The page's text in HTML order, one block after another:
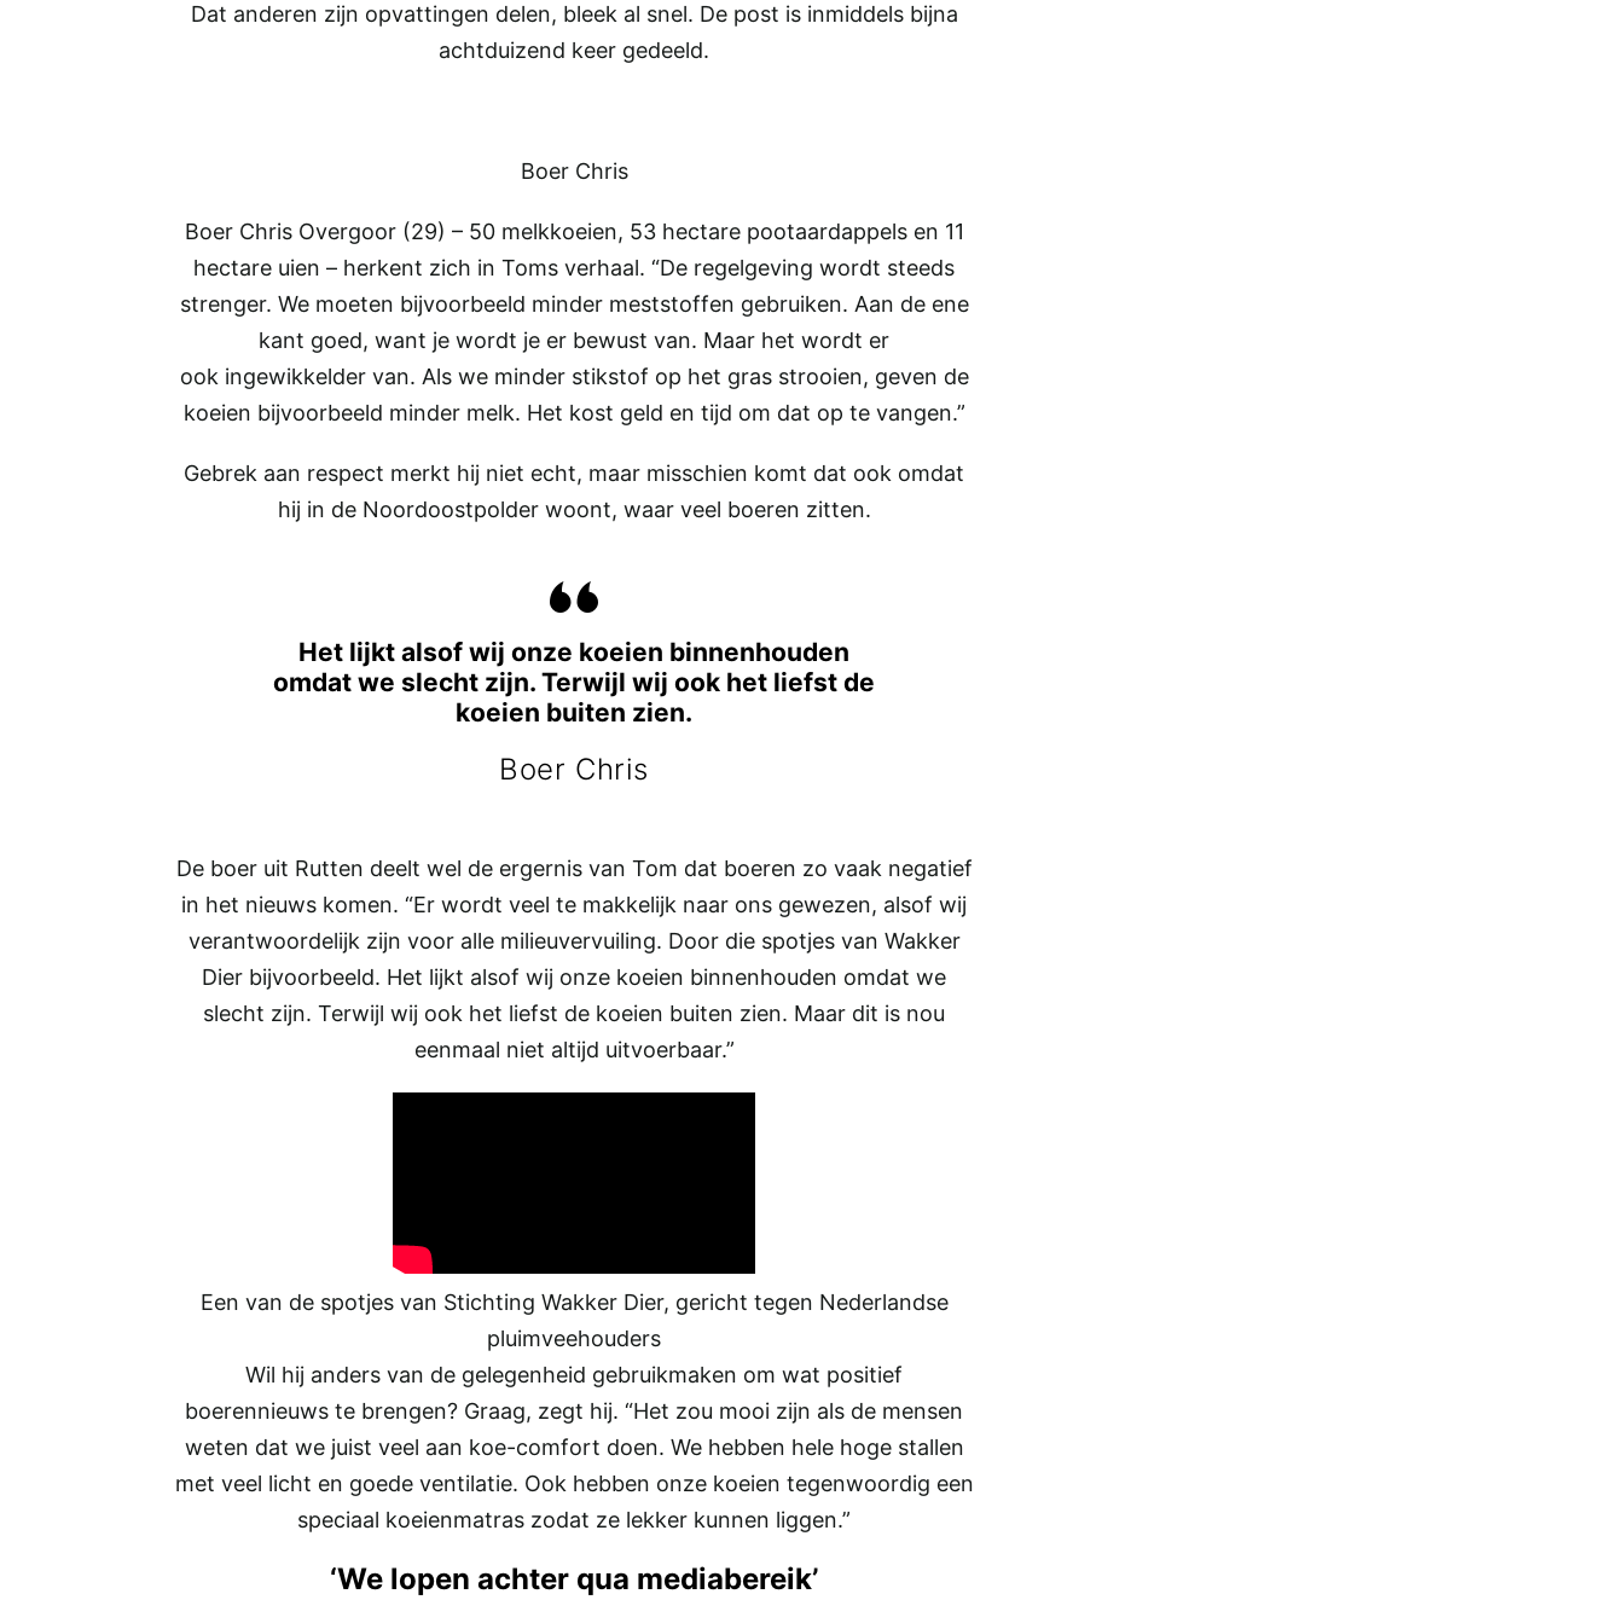
Dat anderen zijn opvattingen delen, bleek al snel. De post is inmiddels bijna
achtduizend keer gedeeld.
Boer Chris
Boer Chris Overgoor (29) – 50 melkkoeien, 53 hectare pootaardappels en 11
hectare uien – herkent zich in Toms verhaal. “De regelgeving wordt steeds
strenger. We moeten bijvoorbeeld minder meststoffen gebruiken. Aan de ene
kant goed, want je wordt je er bewust van. Maar het wordt er
ook ingewikkelder van. Als we minder stikstof op het gras strooien, geven de
koeien bijvoorbeeld minder melk. Het kost geld en tijd om dat op te vangen.”
Gebrek aan respect merkt hij niet echt, maar misschien komt dat ook omdat
hij in de Noordoostpolder woont, waar veel boeren zitten.
Het lijkt alsof wij onze koeien binnenhouden
omdat we slecht zijn. Terwijl wij ook het liefst de
koeien buiten zien.
Boer Chris
De boer uit Rutten deelt wel de ergernis van Tom dat boeren zo vaak negatief
in het nieuws komen. “Er wordt veel te makkelijk naar ons gewezen, alsof wij
verantwoordelijk zijn voor alle milieuvervuiling. Door die spotjes van Wakker
Dier bijvoorbeeld. Het lijkt alsof wij onze koeien binnenhouden omdat we
slecht zijn. Terwijl wij ook het liefst de koeien buiten zien. Maar dit is nou
eenmaal niet altijd uitvoerbaar.”
Een van de spotjes van Stichting Wakker Dier, gericht tegen Nederlandse
pluimveehouders
Wil hij anders van de gelegenheid gebruikmaken om wat positief
boerennieuws te brengen? Graag, zegt hij. “Het zou mooi zijn als de mensen
weten dat we juist veel aan koe-comfort doen. We hebben hele hoge stallen
met veel licht en goede ventilatie. Ook hebben onze koeien tegenwoordig een
speciaal koeienmatras zodat ze lekker kunnen liggen.”
‘We lopen achter qua mediabereik’